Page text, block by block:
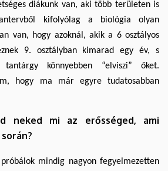
diákunk van, aki több területen is
kifolyólag a biológia olyan
van, hogy azoknál, akik a 6 osztályos
9. osztályban kimarad egy év, s
könnyebben “elviszi” őket.
hogy ma már egyre tudatosabban
neked mi az erősséged, ami
mindig nagyon fegyelmezetten